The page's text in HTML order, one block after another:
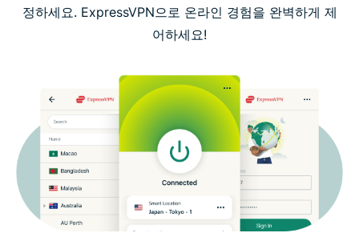
Linux 배포판 호환성
자주 묻는 질문: Linux VPN
위험 부담 없는 Linux VPN
정하세요. ExpressVPN으로 온라인 경험을 완벽하게 제
어하세요!